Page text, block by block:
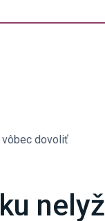
vôbec dovoliť